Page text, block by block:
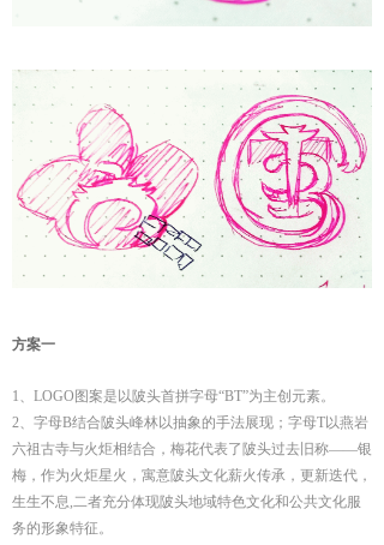
方案一
1、LOGO图案是以陂头首拼字母“BT”为主创元素。
2、字母B结合陂头峰林以抽象的手法展现； 字母T以燕岩
六祖古寺与火炬相结合，梅花代表了陂头过去旧称——银
梅，作为火炬星火，寓意陂头文化薪火传承，更新迭代，
生生不息,二者充分体现陂头地域特色文化和公共文化服
务的形象特征。